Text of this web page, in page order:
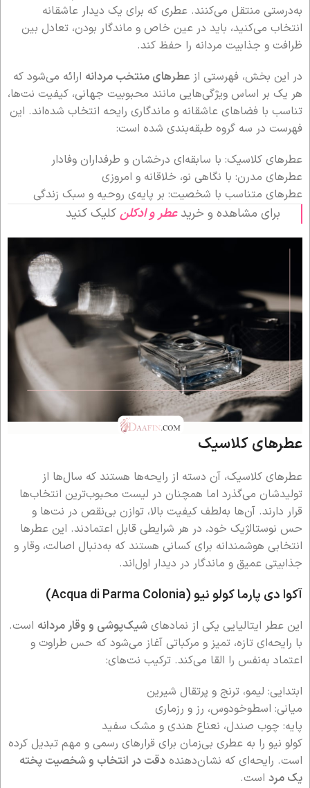
به‌درستی منتقل می‌کنند. عطری که برای یک دیدار عاشقانه
انتخاب می‌کنید، باید در عین خاص و ماندگار بودن، تعادل بین
ظرافت و جذابیت مردانه را حفظ کند.
در این بخش، فهرستی از عطرهای منتخب مردانه ارائه می‌شود که
هر یک بر اساس ویژگی‌هایی مانند محبوبیت جهانی، کیفیت نت‌ها،
تناسب با فضاهای عاشقانه و ماندگاری رایحه انتخاب شده‌اند. این
فهرست در سه گروه طبقه‌بندی شده است:
عطرهای کلاسیک: با سابقه‌ای درخشان و طرفداران وفادار
عطرهای مدرن: با نگاهی نو، خلاقانه و امروزی
عطرهای متناسب با شخصیت: بر پایه‌ی روحیه و سبک زندگی
برای مشاهده و خریدعطر و ادکلنکلیک کنید
عطرهای کلاسیک
عطرهای کلاسیک، آن دسته از رایحه‌ها هستند که سال‌ها از
تولیدشان می‌گذرد اما همچنان در لیست محبوب‌ترین انتخاب‌ها
قرار دارند. آن‌ها به‌لطف کیفیت بالا، توازن بی‌نقص در نت‌ها و
حس نوستالژیک خود، در هر شرایطی قابل اعتمادند. این عطرها
انتخابی هوشمندانه برای کسانی هستند که به‌دنبال اصالت، وقار و
جذابیتی عمیق و ماندگار در دیدار اول‌اند.
آکوا دی پارما کولو نیو (Acqua di Parma Colonia)
این عطر ایتالیایی یکی از نمادهای شیک‌پوشی و وقار مردانه است.
با رایحه‌ای تازه، تمیز و مرکباتی آغاز می‌شود که حس طراوت و
اعتماد به‌نفس را القا می‌کند. ترکیب نت‌های:
ابتدایی: لیمو، ترنج و پرتقال شیرین
میانی: اسطوخودوس، رز و رزماری
پایه: چوب صندل، نعناع هندی و مشک سفید
کولو نیو را به عطری بی‌زمان برای قرارهای رسمی و مهم تبدیل کرده
است. رایحه‌ای که نشان‌دهنده دقت در انتخاب و شخصیت پخته
یک مرد است.